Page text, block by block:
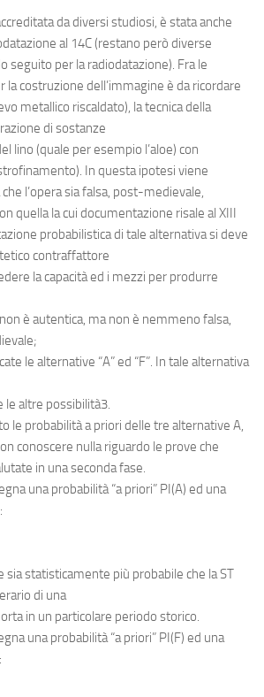
da diversi studiosi, è stata anche
al 14C (restano però diverse
seguito per la radiodatazione). Fra le
la costruzione dell’immagine è da ricordare
metallico riscaldato), la tecnica della
di sostanze
lino (quale per esempio l’aloe) con
In questa ipotesi viene
l’opera sia falsa, post-medievale,
quella la cui documentazione risale al XIII
probabilistica di tale alternativa si deve
contraffattore
la capacità ed i mezzi per produrre
è autentica, ma non è nemmeno falsa,
le alternative “A” ed “F”. In tale alternativa
altre possibilità3.
le probabilità a priori delle tre alternative A,
conoscere nulla riguardo le prove che
in una seconda fase.
una probabilità “a priori” PI(A) ed una
sia statisticamente più probabile che la ST
di una
in un particolare periodo storico.
una probabilità “a priori” PI(F) ed una